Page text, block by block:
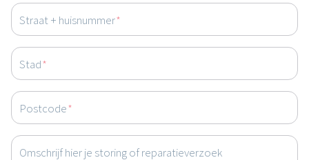
Straat + huisnummer*
Stad*
Postcode*
Omschrijf hier je storing of reparatieverzoek